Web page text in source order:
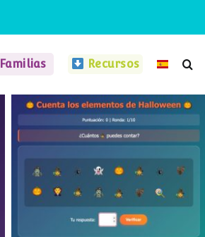
Familias Recursos
Cuenta en Halloween